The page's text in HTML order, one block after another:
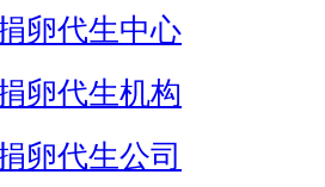
卵代生中心
卵代生机构
卵代生公司